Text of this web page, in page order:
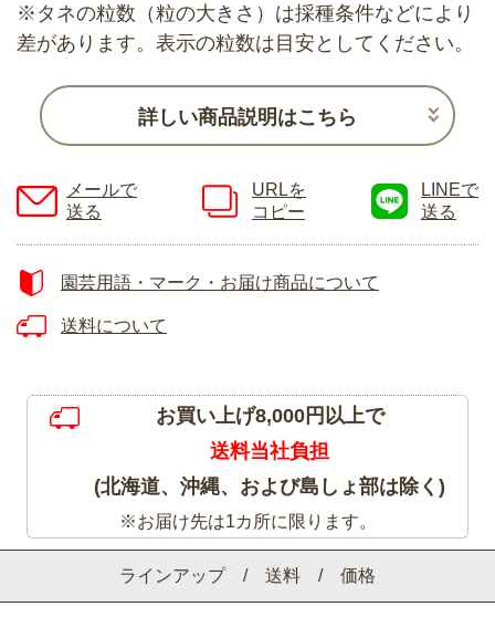
ラインアップ / 送料 / 価格
※タネの粒数（粒の大きさ）は採種条件などにより
差があります。表示の粒数は目安としてください。
詳しい商品説明はこちら
メールで
送る
URLを
コピー
LINEで
送る
園芸用語・マーク・お届け商品について
送料について
お買い上げ8,000円以上で
送料当社負担
(北海道、沖縄、および島しょ部は除く)
※お届け先は1カ所に限ります。